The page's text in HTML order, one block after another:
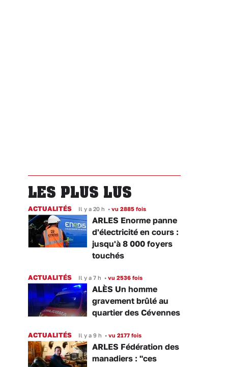
LES PLUS LUS
ACTUALITÉS Il y a 20 h • vu 2885 fois
ARLES Enorme panne
d'électricité en cours :
jusqu'à 8 000 foyers
touchés
ACTUALITÉS Il y a 7 h • vu 2536 fois
ALÈS Un homme
gravement brûlé au
quartier des Cévennes
ACTUALITÉS Il y a 9 h • vu 2177 fois
ARLES Fédération des
manadiers : "ces